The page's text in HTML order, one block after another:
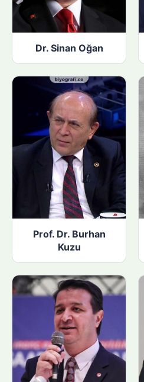
Dr. Sinan Oğan
Prof. Dr. Burhan
Kuzu